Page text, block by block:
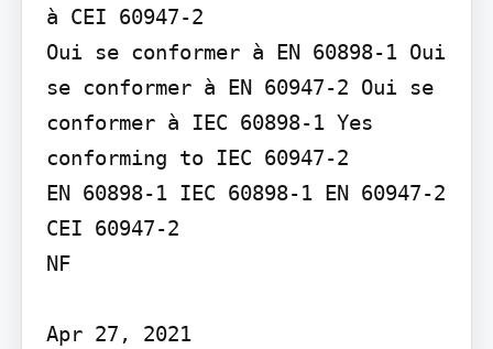
à CEI 60947-2
Oui se conformer à EN 60898-1 Oui
se conformer à EN 60947-2 Oui se
conformer à IEC 60898-1 Yes
conforming to IEC 60947-2
EN 60898-1 IEC 60898-1 EN 60947-2
CEI 60947-2
NF
Apr 27, 2021